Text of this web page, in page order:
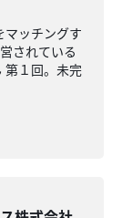
マッチングす
されている
第１回。未完